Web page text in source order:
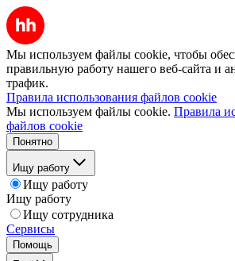
Мы используем файлы cookie, чтобы
правильную работу нашего веб-сайта и
трафик.
Правила использования файлов cookie
Мы используем файлы cookie. Правила
файлов cookie
Понятно
Ищу работу
Ищу работу
Ищу работу
Ищу сотрудника
Сервисы
Помощь